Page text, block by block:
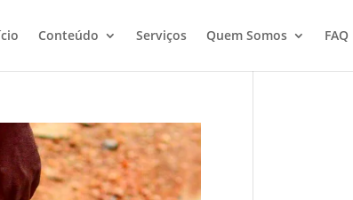
Conteúdo Serviços Quem Somos FAQ